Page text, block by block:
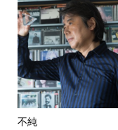
不純